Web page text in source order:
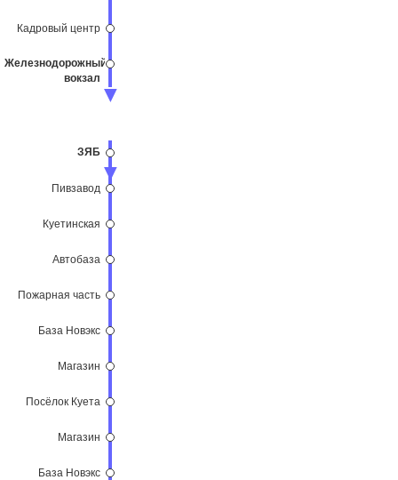
Кадровый центр
Железнодорожный
вокзал
ЗЯБ
Пивзавод
Куетинская
Автобаза
Пожарная часть
База Новэкс
Магазин
Посёлок Куета
Магазин
База Новэкс